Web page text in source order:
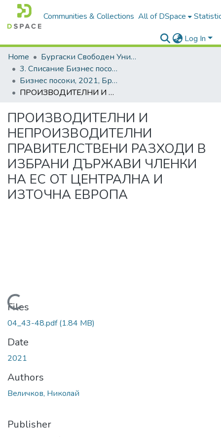
Communities & Collections All of DSpace
Log In
Home
Бургаски Свободен Университет | Burgas Free University
3. Списание Бизнес посоки | Journal of Business Research
Бизнес посоки, 2021, Брой 1, Български
ПРОИЗВОДИТЕЛНИ И НЕПРОИЗВОДИТЕЛНИ ПРАВИТЕЛСТВЕНИ РАЗХОДИ В ИЗБРАНИ ДЪРЖАВИ ЧЛЕНКИ НА ЕС ОТ ЦЕНТРАЛНА И ИЗТОЧНА ЕВРОПА
ПРОИЗВОДИТЕЛНИ И
НЕПРОИЗВОДИТЕЛНИ
ПРАВИТЕЛСТВЕНИ РАЗХОДИ В
ИЗБРАНИ ДЪРЖАВИ ЧЛЕНКИ
НА ЕС ОТ ЦЕНТРАЛНА И
ИЗТОЧНА ЕВРОПА
Loading...
Files
04_43-48.pdf(1.84 MB)
Date
2021
Authors
Величков, Николай
Publisher